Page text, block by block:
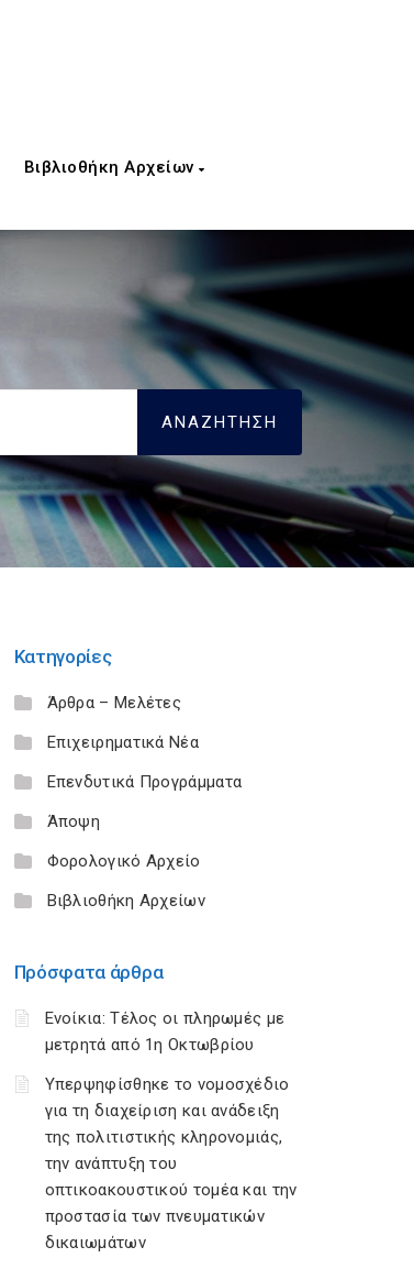
Βιβλιοθήκη Αρχείων
Κατηγορίες
Άρθρα – Μελέτες
Επιχειρηματικά Νέα
Επενδυτικά Προγράμματα
Άποψη
Φορολογικό Αρχείο
Βιβλιοθήκη Αρχείων
Πρόσφατα άρθρα
Ενοίκια: Τέλος οι πληρωμές με
μετρητά από 1η Οκτωβρίου
Υπερψηφίσθηκε το νομοσχέδιο
για τη διαχείριση και ανάδειξη
της πολιτιστικής κληρονομιάς,
την ανάπτυξη του
οπτικοακουστικού τομέα και την
προστασία των πνευματικών
δικαιωμάτων